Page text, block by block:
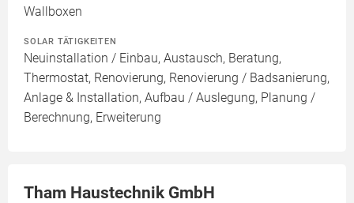
Wallboxen
SOLAR TÄTIGKEITEN
Neuinstallation / Einbau, Austausch, Beratung,
Thermostat, Renovierung, Renovierung / Badsanierung,
Anlage & Installation, Aufbau / Auslegung, Planung /
Berechnung, Erweiterung
Tham Haustechnik GmbH